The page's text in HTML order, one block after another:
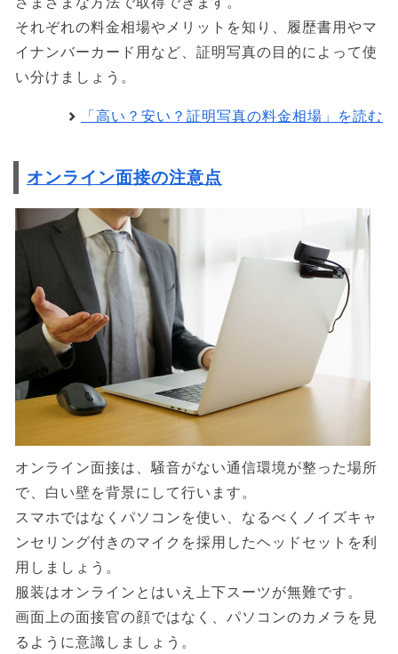
それぞれの料金相場やメリットを知り、履歴書用やマ
イナンバーカード用など、証明写真の目的によって使
い分けましょう。
「高い？安い？証明写真の料金相場」を読む
オンライン面接の注意点
オンライン面接は、騒音がない通信環境が整った場所
で、白い壁を背景にして行います。
スマホではなくパソコンを使い、なるべくノイズキャ
ンセリング付きのマイクを採用したヘッドセットを利
用しましょう。
服装はオンラインとはいえ上下スーツが無難です。
画面上の面接官の顔ではなく、パソコンのカメラを見
るように意識しましょう。